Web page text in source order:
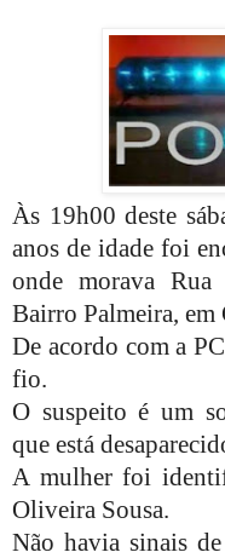
Às 19h00 deste
anos de idade foi
onde morava
Bairro Palmeira, em
De acordo com a
fio.
O suspeito é um
que está
A mulher foi
Oliveira Sousa.
Não havia sinais